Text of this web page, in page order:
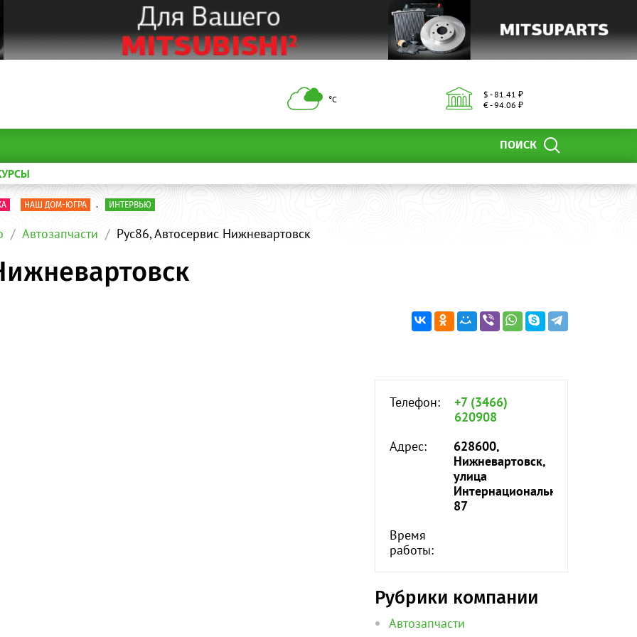
°С
$ - 81.41 ₽
€ - 94.06 ₽
ПОИСК
НАШ ДОМ-ЮГРА . ИНТЕРВЬЮ
Автозапчасти Рус86, Автосервис Нижневартовск
Телефон:
+7 (3466)
620908
Адрес:
628600,
Нижневартовск,
улица
Интернациональная,
87
Время
работы:
Рубрики компании
Автозапчасти